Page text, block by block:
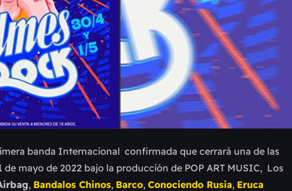
banda Internacional confirmada que cerrará una de las
mayo de 2022 bajo la producción de POP ART MUSIC, Los
, Bandalos Chinos, Barco, Conociendo Rusia, Eruca